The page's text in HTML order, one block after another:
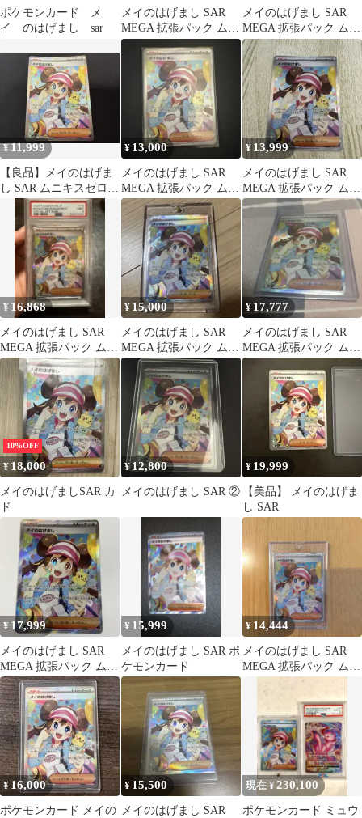
ポケモンカード メ
イ のはげまし sar
メイのはげまし SAR
MEGA 拡張パック ムニ
キスゼロ キラ 115/080
メイのはげまし SAR
MEGA 拡張パック ムニ
キスゼロ キラ 115/080
¥11,999
【良品】メイのはげま
し SAR ムニキスゼロ
115/080
¥ 13,000
メイのはげまし SAR
MEGA 拡張パック ムニ
キスゼロ キラ 115/080
¥ 13,999
メイのはげまし SAR
MEGA 拡張パック ムニ
キスゼロ キラ 115/080
¥ 16,868
メイのはげまし SAR
MEGA 拡張パック ムニ
キスゼロ 115/080
¥ 15,000
メイのはげまし SAR
MEGA 拡張パック ムニ
キスゼロ キラ 115/080
¥ 17,777
メイのはげまし SAR
MEGA 拡張パック ムニ
キスゼロ キラ 115/080
10%OFF
¥ 18,000
メイのはげましSAR カ
ド
¥ 12,800
メイのはげまし SAR ②
¥ 19,999
【美品】 メイのはげま
し SAR
¥ 17,999
メイのはげまし SAR
MEGA 拡張パック ムニ
キスゼロ キラ 115/080
¥ 15,999
メイのはげまし SAR ポ
ケモンカード
¥ 14,444
メイのはげまし SAR
MEGA 拡張パック ムニ
キスゼロ キラ 115/080
¥ 16,000
ポケモンカード メイの
¥ 15,500
メイのはげまし SAR
現在 ¥230,100
ポケモンカード ミュウ